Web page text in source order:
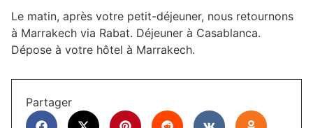
Le matin, après votre petit-déjeuner, nous retournons
à Marrakech via Rabat. Déjeuner à Casablanca.
Dépose à votre hôtel à Marrakech.
Partager